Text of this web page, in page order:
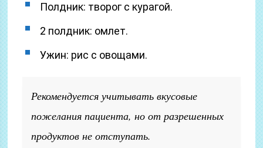
Полдник: творог с курагой.
2 полдник: омлет.
Ужин: рис с овощами.
Рекомендуется учитывать вкусовые
пожелания пациента, но от разрешенных
продуктов не отступать.